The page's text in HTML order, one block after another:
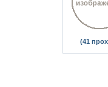
(41